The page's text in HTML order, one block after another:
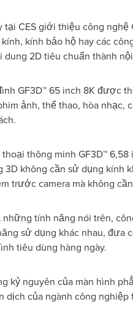
tại CES giới thiệu công
kính bảo hộ hay các
dung 2D tiêu chuẩn thành
GF3D™ 65 inch 8K được
ảnh, thể thao, hòa nhạc,
thông minh GF3D™
3D không cần sử dụng kính
trước camera mà không
tính năng nói trên,
sử dụng khác nhau, đưa
tiêu dùng hàng ngày.
kỷ nguyên của màn hình
dịch của ngành công